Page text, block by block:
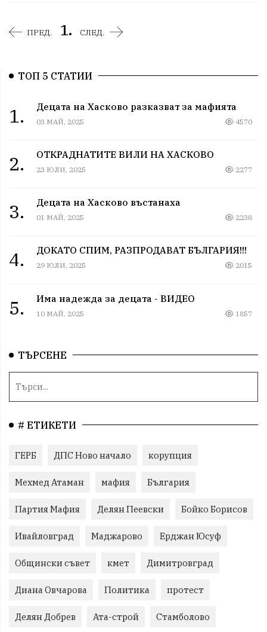
ПРЕД. 1. СЛЕД.
ТОП 5 СТАТИИ
1. Децата на Хасково разказват за мафията
03 МАЙ, 2025 4570
2. ОТКРАДНАТИТЕ ВИЛИ НА ХАСКОВО
23 ЮЛИ, 2025 2277
3. Децата на Хасково въстанаха
01 МАЙ, 2025 2238
4. ДОКАТО СПИМ, РАЗПРОДАВАТ БЪЛГАРИЯ!!!
29 ЮЛИ, 2025 2015
5. Има надежда за децата - ВИДЕО
10 МАЙ, 2025 1857
ТЪРСЕНЕ
# ЕТИКЕТИ
ГЕРБ ДПС Ново начало корупция
Мехмед Атаман мафия България
Партия Мафия Делян Пеевски Бойко Борисов
Ивайловград Маджарово Ерджан Юсуф
Общински съвет кмет Димитровград
Диана Овчарова Политика протест
Делян Добрев Ата-строй Стамболово